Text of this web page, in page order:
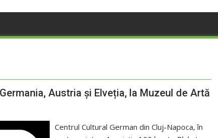
Austria și Elveția, la Muzeul de Artă
Centrul Cultural German din Cluj-Napoca, în